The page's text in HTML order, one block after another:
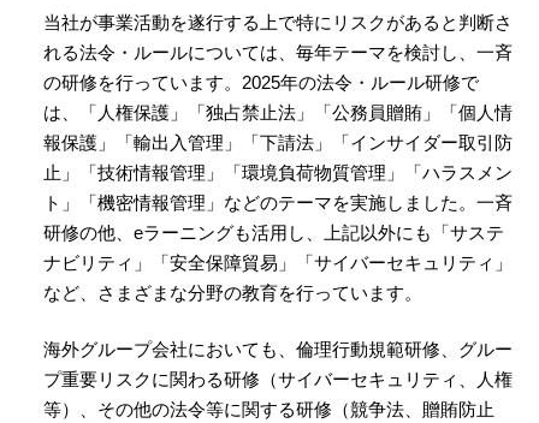
当社が事業活動を遂行する上で特にリスクがあると判断さ
れる法令・ルールについては、毎年テーマを検討し、一斉
の研修を行っています。2025年の法令・ルール研修で
は、「人権保護」「独占禁止法」「公務員贈賄」「個人情
報保護」「輸出入管理」「下請法」「インサイダー取引防
止」「技術情報管理」「環境負荷物質管理」「ハラスメン
ト」「機密情報管理」などのテーマを実施しました。一斉
研修の他、eラーニングも活用し、上記以外にも「サステ
ナビリティ」「安全保障貿易」「サイバーセキュリティ」
など、さまざまな分野の教育を行っています。
海外グループ会社においても、倫理行動規範研修、グルー
プ重要リスクに関わる研修（サイバーセキュリティ、人権
等）、その他の法令等に関する研修（競争法、贈賄防止